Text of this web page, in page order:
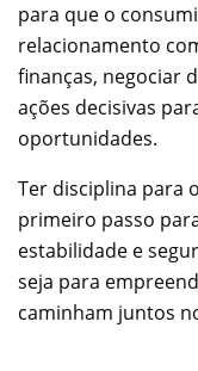
para que o
relacionamento
finanças, negociar
ações decisivas
oportunidades.
Ter disciplina para
primeiro passo
estabilidade e
seja para
caminham juntos